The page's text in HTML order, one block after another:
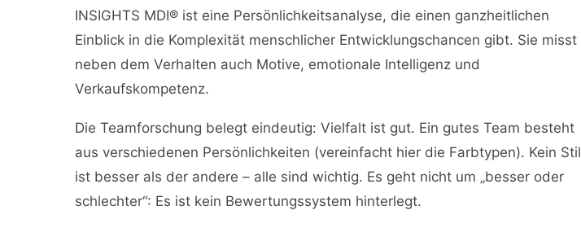
INSIGHTS MDI® ist eine Persönlichkeitsanalyse, die einen ganzheitlichen
Einblick in die Komplexität menschlicher Entwicklungschancen gibt. Sie misst
neben dem Verhalten auch Motive, emotionale Intelligenz und
Verkaufskompetenz.
Die Teamforschung belegt eindeutig: Vielfalt ist gut. Ein gutes Team besteht
aus verschiedenen Persönlichkeiten (vereinfacht hier die Farbtypen). Kein Stil
ist besser als der andere – alle sind wichtig. Es geht nicht um „besser oder
schlechter“: Es ist kein Bewertungssystem hinterlegt.